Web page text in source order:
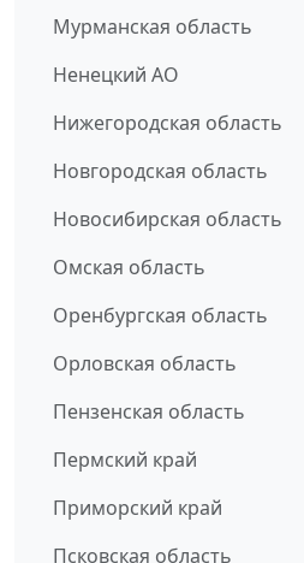
Мурманская область
Ненецкий АО
Нижегородская область
Новгородская область
Новосибирская область
Омская область
Оренбургская область
Орловская область
Пензенская область
Пермский край
Приморский край
Псковская область